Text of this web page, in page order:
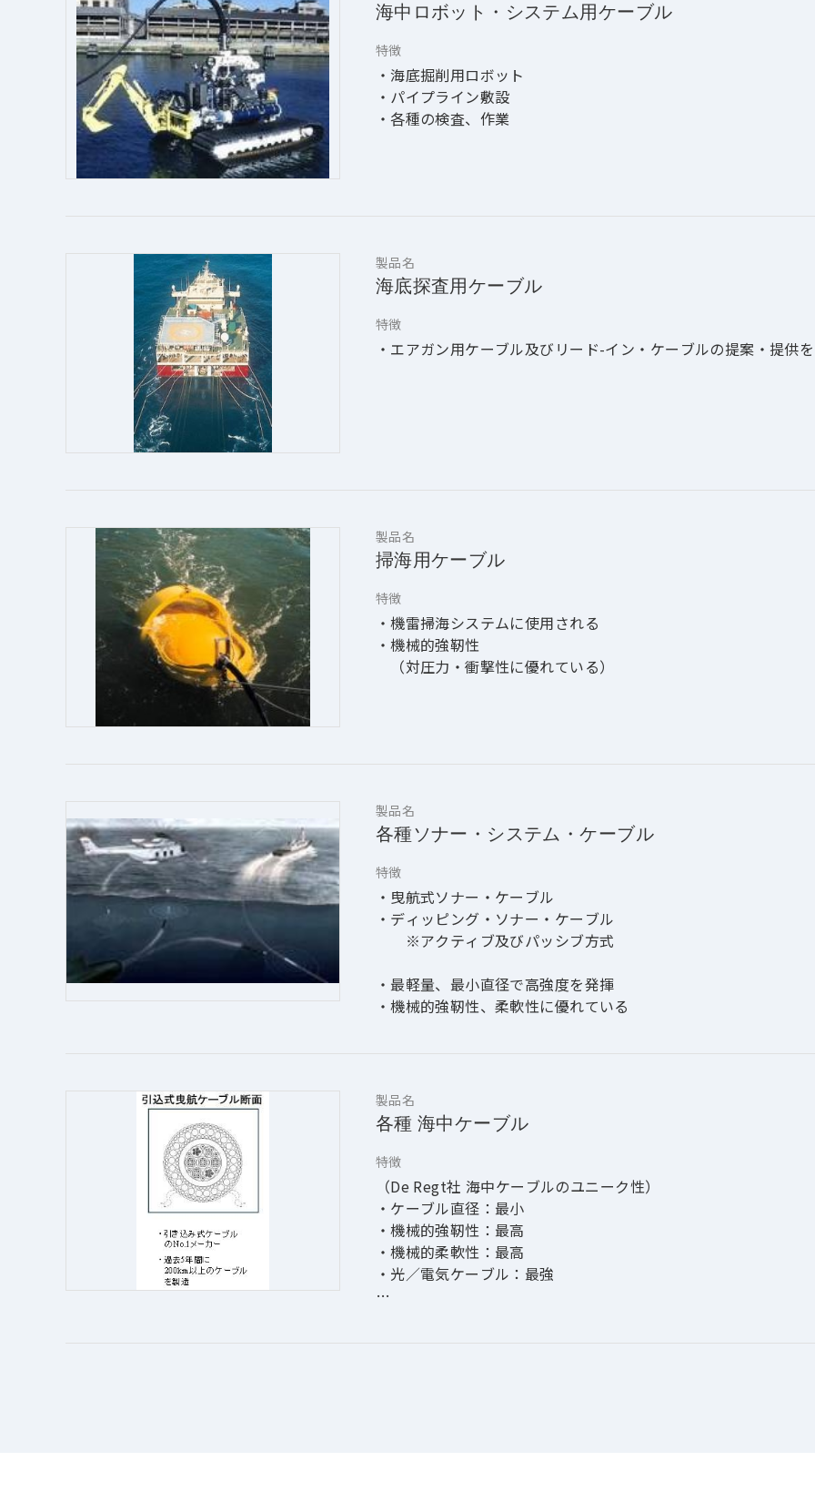
海中ロボット・システム用ケーブル
特徴
・海底掘削用ロボット
・パイプライン敷設
・各種の検査、作業
製品名
海底探査用ケーブル
特徴
・エアガン用ケーブル及びリード-イン・ケーブルの提案・提供を
製品名
掃海用ケーブル
特徴
・機雷掃海システムに使用される
・機械的強靭性
（対圧力・衝撃性に優れている）
製品名
各種ソナー・システム・ケーブル
特徴
・曳航式ソナー・ケーブル
・ディッピング・ソナー・ケーブル
※アクティブ及びパッシブ方式
・最軽量、最小直径で高強度を発揮
・機械的強靭性、柔軟性に優れている
製品名
各種 海中ケーブル
特徴
（De Regt社 海中ケーブルのユニーク性）
・ケーブル直径：最小
・機械的強靭性：最高
・機械的柔軟性：最高
・光／電気ケーブル：最強
・ROV吊索ケーブル：6000m（最高深度）